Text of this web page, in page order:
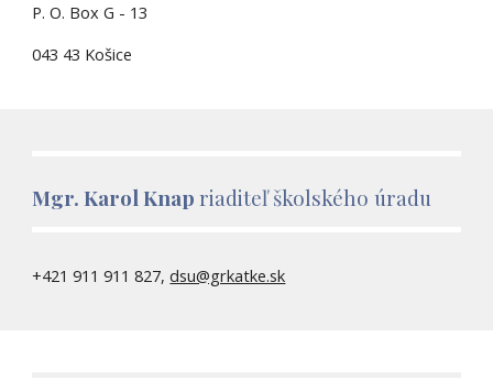
P. O. Box G - 13
043 43 Košice
Mgr. Karol Knapriaditeľ školského úradu
+421 911 911 827,dsu@grkatke.sk